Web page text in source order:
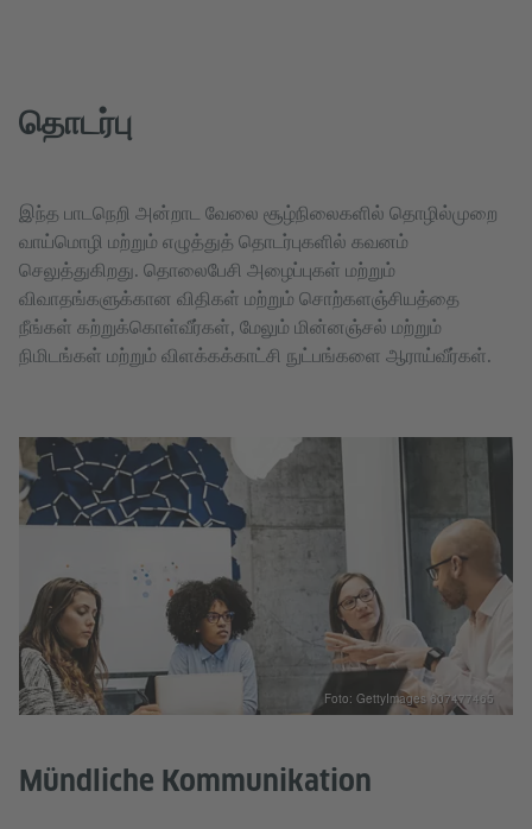
தொடர்பு
இந்த பாடநெறி அன்றாட வேலை சூழ்நிலைகளில் தொழில்முறை
வாய்மொழி மற்றும் எழுத்துத் தொடர்புகளில் கவனம்
செலுத்துகிறது. தொலைபேசி அழைப்புகள் மற்றும்
விவாதங்களுக்கான விதிகள் மற்றும் சொற்களஞ்சியத்தை
நீங்கள் கற்றுக்கொள்வீர்கள், மேலும் மின்னஞ்சல் மற்றும்
நிமிடங்கள் மற்றும் விளக்கக்காட்சி நுட்பங்களை ஆராய்வீர்கள்.
Mündliche Kommunikation
Foto: GettyImages 607477465